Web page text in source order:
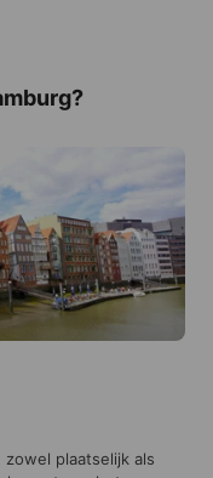
plaatselijk als